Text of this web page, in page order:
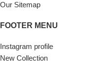
Our Sitemap
FOOTER MENU
Instagram profile
New Collection